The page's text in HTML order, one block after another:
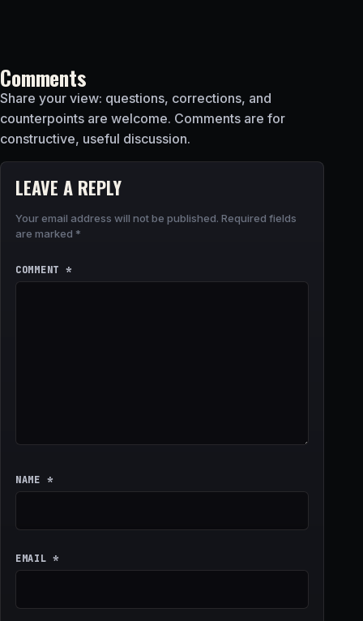
Comments
Share your view: questions, corrections, and
counterpoints are welcome. Comments are for
constructive, useful discussion.
LEAVE A REPLY
Your email address will not be published. Required fields
are marked *
COMMENT *
NAME *
EMAIL*